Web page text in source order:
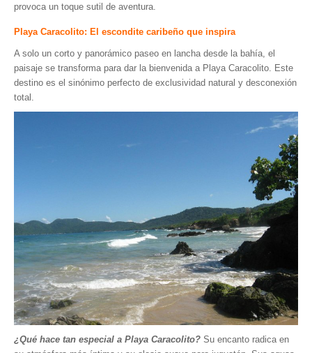
provoca un toque sutil de aventura.
Playa Caracolito: El escondite caribeño que inspira
A solo un corto y panorámico paseo en lancha desde la bahía, el
paisaje se transforma para dar la bienvenida a Playa Caracolito. Este
destino es el sinónimo perfecto de exclusividad natural y desconexión
total.
¿Qué hace tan especial a Playa Caracolito? Su encanto radica en